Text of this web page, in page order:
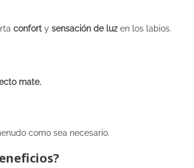
confort y sensación de luz en los labios.
mate.
como sea necesario.